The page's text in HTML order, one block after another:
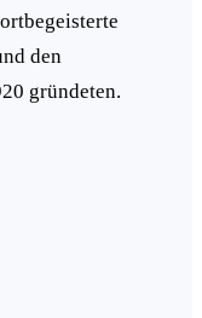
den
gründeten.